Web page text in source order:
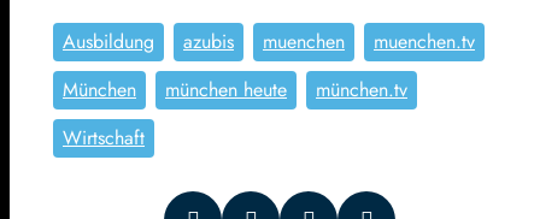
Ausbildung azubis muenchen
muenchen.tv
München
münchen heute
münchen.tv
Wirtschaft